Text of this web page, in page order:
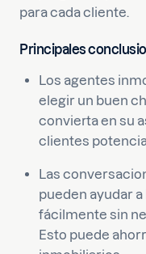
para cada cliente.
Principales
Los agentes
elegir un buen
convierta en su
clientes
Las
pueden ayudar
fácilmente sin
Esto puede